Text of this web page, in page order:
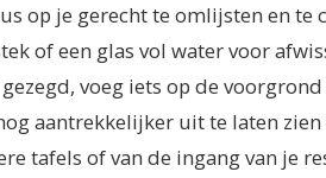
op je gerecht te omlijsten en te
of een glas vol water voor
voeg iets op de
aantrekkelijker uit te laten zien
tafels of van de ingang van je